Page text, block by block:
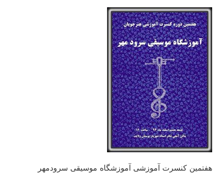
هفتمین کنسرت آموزشی آموزشگاه موسیقی سرودمهر